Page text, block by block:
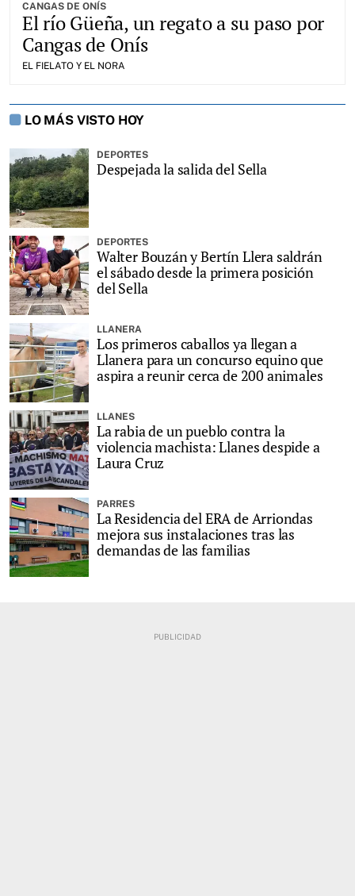
CANGAS DE ONÍS
El río Güeña, un regato a su paso por
Cangas de Onís
EL FIELATO Y EL NORA
LO MÁS VISTO HOY
DEPORTES
Despejada la salida del Sella
DEPORTES
Walter Bouzán y Bertín Llera saldrán
el sábado desde la primera posición
del Sella
LLANERA
Los primeros caballos ya llegan a
Llanera para un concurso equino que
aspira a reunir cerca de 200 animales
LLANES
La rabia de un pueblo contra la
violencia machista: Llanes despide a
Laura Cruz
PARRES
La Residencia del ERA de Arriondas
mejora sus instalaciones tras las
demandas de las familias